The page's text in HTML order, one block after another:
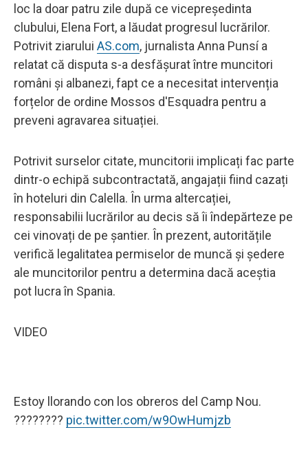
loc la doar patru zile după ce vicepreședinta
clubului, Elena Fort, a lăudat progresul lucrărilor.
Potrivit ziarului AS.com, jurnalista Anna Punsí a
relatat că disputa s-a desfășurat între muncitori
români și albanezi, fapt ce a necesitat intervenția
forțelor de ordine Mossos d'Esquadra pentru a
preveni agravarea situației.
Potrivit surselor citate, muncitorii implicați fac parte
dintr-o echipă subcontractată, angajații fiind cazați
în hoteluri din Calella. În urma altercației,
responsabilii lucrărilor au decis să îi îndepărteze pe
cei vinovați de pe șantier. În prezent, autoritățile
verifică legalitatea permiselor de muncă și ședere
ale muncitorilor pentru a determina dacă aceștia
pot lucra în Spania.
VIDEO
Estoy llorando con los obreros del Camp Nou.
???????? pic.twitter.com/w9OwHumjzb